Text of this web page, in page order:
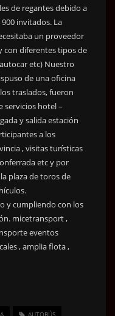
de regantes debido a
invitados. La
un proveedor
con diferentes tipos de
etc) Nuestro
de una oficina
traslados, fueron
servicios hotel –
y salida estación
a los
, visitas turísticas
etc y por
plaza de toros de
y cumpliendo con los
micetransport ,
eventos
, amplia flota ,
AUTOBÚS